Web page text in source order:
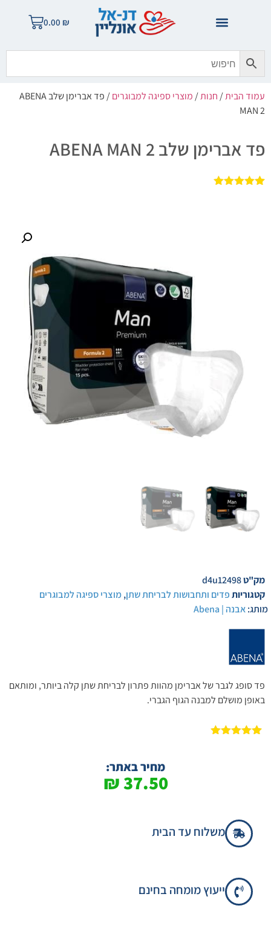
0.00 ₪
עמוד הבית/חנות/מוצרי ספיגה למבוגרים
/ פד אברימן שלב ABENA
MAN 2
פד אברימן שלב ABENA MAN 2
מק"טd4u12498
קטגוריותפדים ותחבושות לבריחת שתן,מוצרי ספיגה למבוגרים
מותג:אבנה | Abena
פד סופג לגבר של אברימן מהוות פתרון לבריחת שתן קלה ביותר, ומותאם
באופן מושלם למבנה הגוף הגברי.
מחיר באתר:
37.50
₪
משלוח עד הבית
ייעוץ מומחה בחינם